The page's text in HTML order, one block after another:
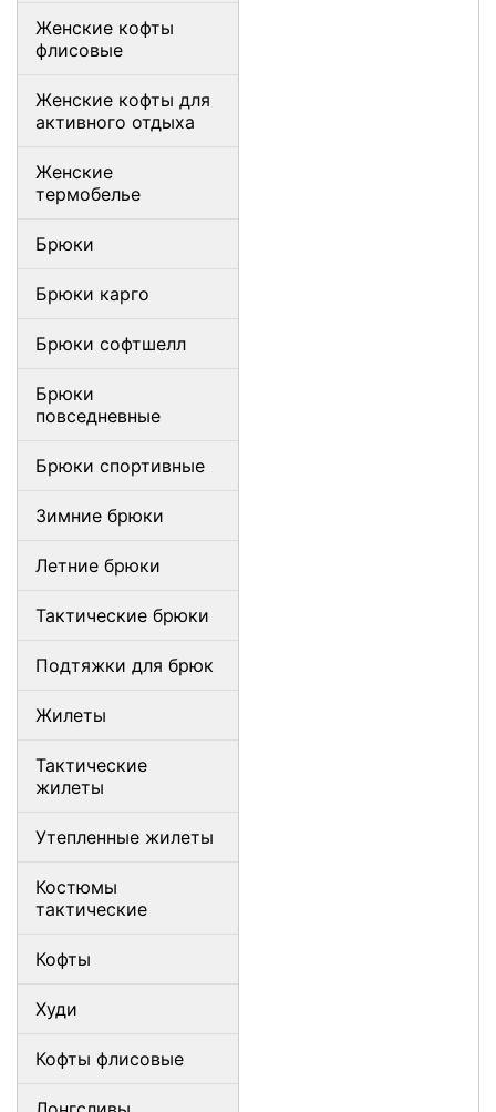
Женские кофты
флисовые
Женские кофты для
активного отдыха
Женские
термобелье
Брюки
Брюки карго
Брюки софтшелл
Брюки
повседневные
Брюки спортивные
Зимние брюки
Летние брюки
Тактические брюки
Подтяжки для брюк
Жилеты
Тактические
жилеты
Утепленные жилеты
Костюмы
тактические
Кофты
Худи
Кофты флисовые